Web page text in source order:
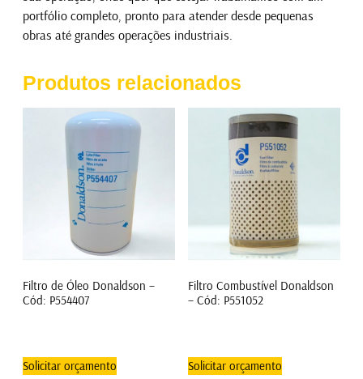
portfólio completo, pronto para atender desde pequenas
obras até grandes operações industriais.
Produtos relacionados
Filtro de Óleo Donaldson –
Cód: P554407
Solicitar orçamento
Filtro Combustível Donaldson
– Cód: P551052
Solicitar orçamento